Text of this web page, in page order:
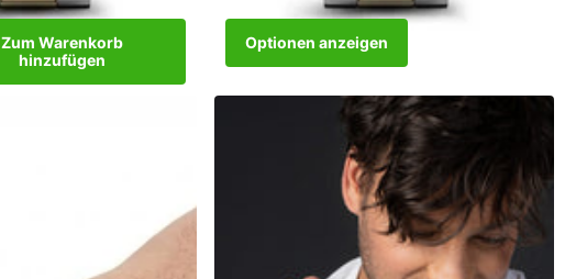
Zum Warenkorb
hinzufügen
Optionen anzeigen
Dark DJ Two-Tone Gray
Optionen anzeigen